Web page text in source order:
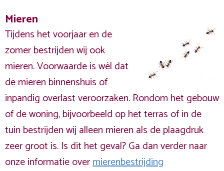
Mieren
Tijdens het voorjaar en de
zomer bestrijden wij ook
mieren. Voorwaarde is wél dat
de mieren binnenshuis of
inpandig overlast veroorzaken. Rondom het gebouw
of de woning, bijvoorbeeld op het terras of in de
tuin bestrijden wij alleen mieren als de plaagdruk
zeer groot is. Is dit het geval? Ga dan verder naar
onze informatie overmierenbestrijding